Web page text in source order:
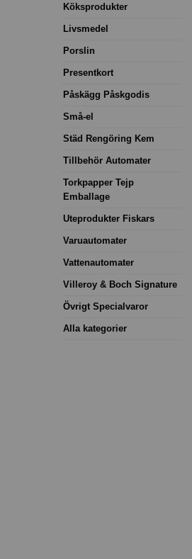
Köksprodukter
Livsmedel
Porslin
Presentkort
Påskägg Påskgodis
Små-el
Städ Rengöring Kem
Tillbehör Automater
Torkpapper Tejp
Emballage
Uteprodukter Fiskars
Varuautomater
Vattenautomater
Villeroy & Boch Signature
Övrigt Specialvaror
Alla kategorier